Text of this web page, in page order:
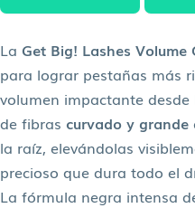
La Get Big! Lashes Volume
para lograr pestañas más
volumen impactante
de fibras curvado y grande
la raíz, elevándolas
precioso que dura todo el
La fórmula negra intensa